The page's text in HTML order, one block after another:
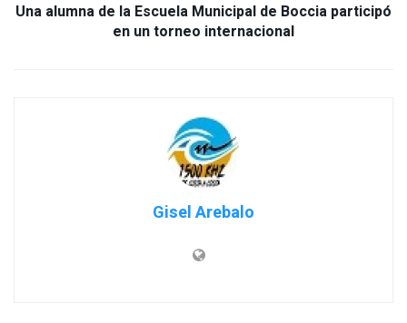
Una alumna de la Escuela Municipal de Boccia participó
en un torneo internacional
Gisel Arebalo